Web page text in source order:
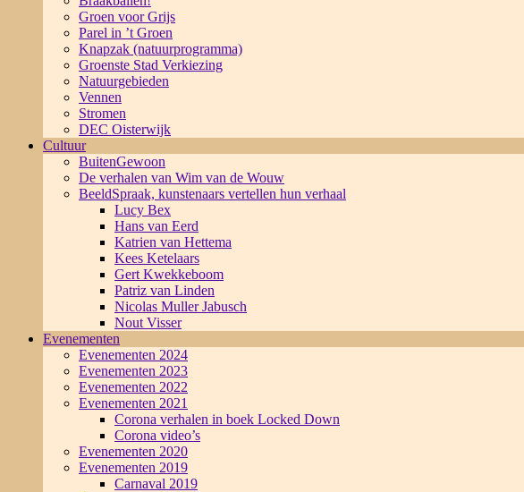
Groen voor Grijs
Parel in ’t Groen
Knapzak (natuurprogramma)
Groenste Stad Verkiezing
Natuurgebieden
Vennen
Stromen
DEC Oisterwijk
Cultuur
BuitenGewoon
De verhalen van Wim van de Wouw
BeeldSpraak, kunstenaars vertellen hun verhaal
Lucy Bex
Hans van Eerd
Katrien van Hettema
Kees Ketelaars
Gert Kwekkeboom
Patriz van Linden
Nicolas Muller Jabusch
Nout Visser
Evenementen
Evenementen 2024
Evenementen 2023
Evenementen 2022
Evenementen 2021
Corona verhalen in boek Locked Down
Corona video’s
Evenementen 2020
Evenementen 2019
Carnaval 2019